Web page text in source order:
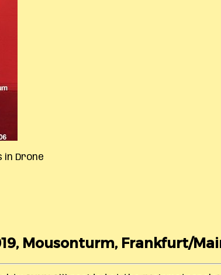
in Drone
Mousonturm, Frankfurt/